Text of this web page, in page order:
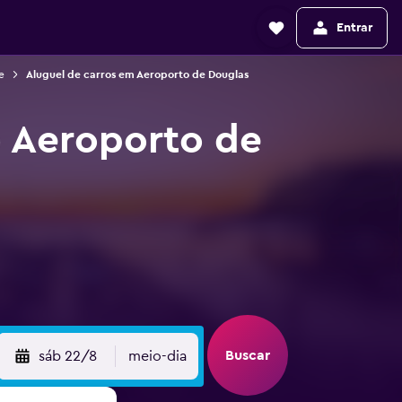
Entrar
Aluguel de carros em Aeroporto de Douglas
Aeroporto de
sáb 22/8 meio-dia Buscar